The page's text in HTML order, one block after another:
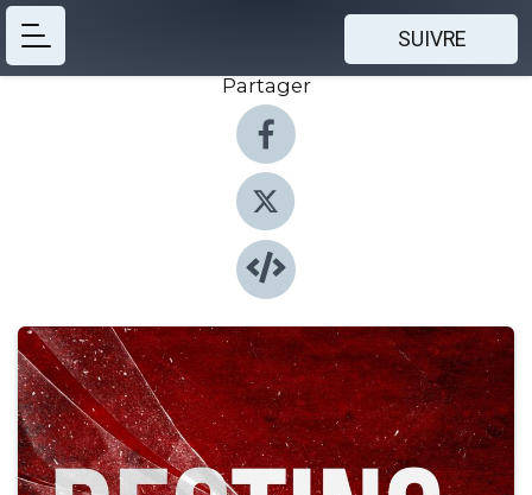
SUIVRE
Partager